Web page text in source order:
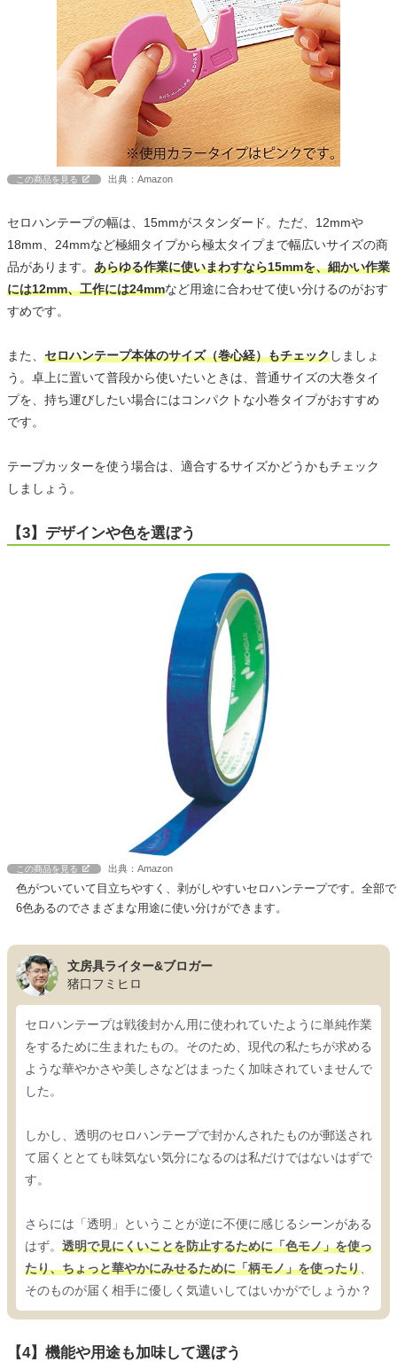
この商品を見る 出典：Amazon
セロハンテープの幅は、15mmがスタンダード。ただ、12mmや
18mm、24mmなど極細タイプから極太タイプまで幅広いサイズの商
品があります。 あらゆる作業に使いまわすなら15mmを、細かい作業
には12mm、工作には24mmなど用途に合わせて使い分けるのがおす
すめです。
また、 セロハンテープ本体のサイズ（巻心経）もチェックしましょ
う。卓上に置いて普段から使いたいときは、普通サイズの大巻タイ
プを、持ち運びしたい場合にはコンパクトな小巻タイプがおすすめ
です。
テープカッターを使う場合は、適合するサイズかどうかもチェック
しましょう。
【3】デザインや色を選ぼう
この商品を見る 出典：Amazon
色がついていて目立ちやすく、剥がしやすいセロハンテープです。全部で
6色あるのでさまざまな用途に使い分けができます。
文房具ライター&ブロガー
猪口フミヒロ
セロハンテープは戦後封かん用に使われていたように単純作業
をするために生まれたもの。そのため、現代の私たちが求める
ような華やかさや美しさなどはまったく加味されていませんで
した。
しかし、透明のセロハンテープで封かんされたものが郵送され
て届くととても味気ない気分になるのは私だけではないはずで
す。
さらには「透明」ということが逆に不便に感じるシーンがある
はず。 透明で見にくいことを防止するために「色モノ」を使っ
たり、ちょっと華やかにみせるために「柄モノ」を使ったり
そのものが届く相手に優しく気遣いしてはいかがでしょうか？
【4】機能や用途も加味して選ぼう